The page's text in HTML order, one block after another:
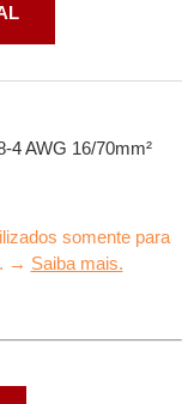
4 AWG 16/70mm²
somente para
→ Saiba mais.